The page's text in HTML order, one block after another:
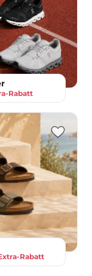
Rabatt
Rabatt